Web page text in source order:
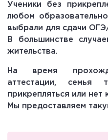
Ученики без
любом
выбрали для сдачи
В большинстве
жительства.
На время
аттестации, семья
прикрепляться или нет
Мы предоставляем